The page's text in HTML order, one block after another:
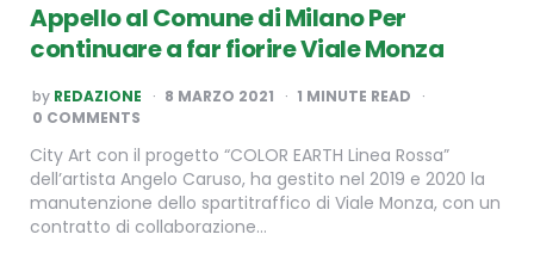
Appello al Comune di Milano Per
continuare a far fiorire Viale Monza
POSTED
BY
by REDAZIONE 8 MARZO 2021 1 MINUTE READ
0 COMMENTS
City Art con il progetto “COLOR EARTH Linea Rossa”
dell’artista Angelo Caruso, ha gestito nel 2019 e 2020 la
manutenzione dello spartitraffico di Viale Monza, con un
contratto di collaborazione…